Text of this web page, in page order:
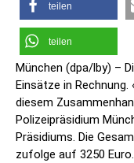
teilen
teilen
München (dpa/lby) –
Einsätze in
diesem
Polizeipräsidium
Präsidiums. Die
zufolge auf 3250